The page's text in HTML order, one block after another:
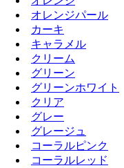
オレンジパール
カーキ
キャラメル
クリーム
グリーン
グリーンホワイト
クリア
グレー
グレージュ
コーラルピンク
コーラルレッド